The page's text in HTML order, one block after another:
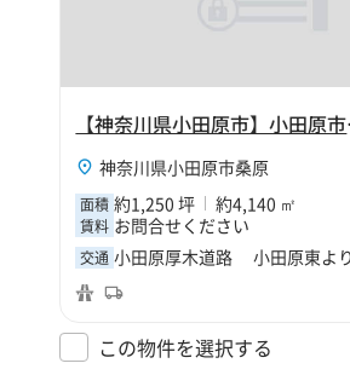
【神
神奈川県小田原市桑原
面積 約1,250 坪 約4,140 ㎡
賃料 お問合せください
交通 小田原厚木道路 小田原東よ
この物件を選択する